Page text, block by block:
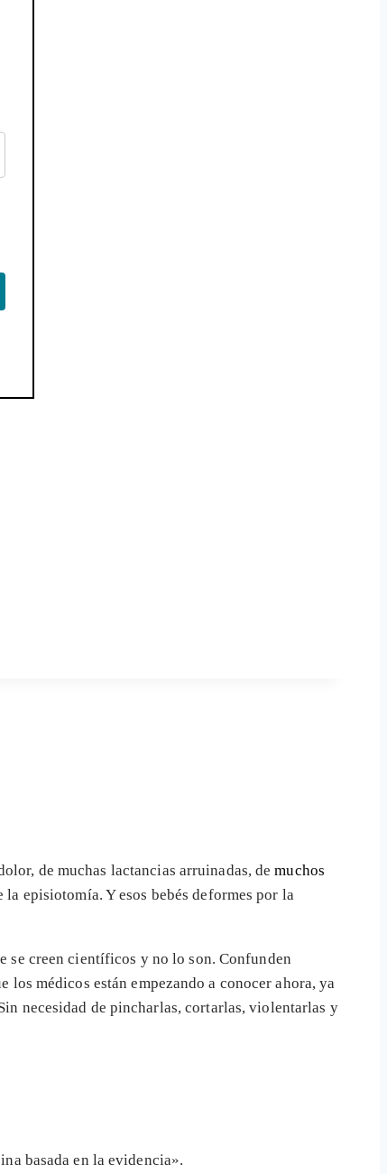
de muchas lactancias arruinadas, demuchos
la episiotomía. Y esos bebés deformes por la
se creen científicos y no lo son. Confunden
médicos están empezando a conocer ahora, ya
necesidad de pincharlas, cortarlas, violentarlas y
basada en la evidencia».